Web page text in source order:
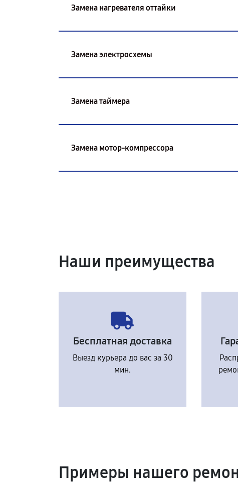
Замена нагревателя оттайки
Замена электросхемы
Замена таймера
Замена мотор-компрессора
Наши преимущества
Бесплатная доставка
Выезд курьера до вас за 30
мин.
Примеры нашего